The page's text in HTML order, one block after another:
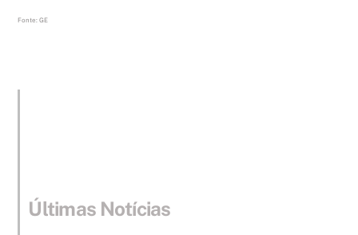
Fonte: GE
Últimas Notícias